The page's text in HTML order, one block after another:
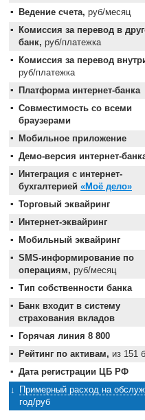
Ведение счета, руб/месяц
Комиссия за перевод в
банк, руб/платежка
Комиссия за перевод
руб/платежка
Платформа интернет-банка
Совместимость со всеми
браузерами
Мобильное приложение
Демо-версия интернет-
Интеграция с интернет-
бухгалтерией «Моё дело»
Торговый эквайринг
Интернет-эквайринг
Мобильный эквайринг
SMS-информирование по
операциям, руб/месяц
Тип собственности банка
Банк входит в систему
страхования вкладов
Горячая линия 8 800
Рейтинг по активам, из 151
Дата регистрации ЦБ РФ
Примерный расход на
год/руб